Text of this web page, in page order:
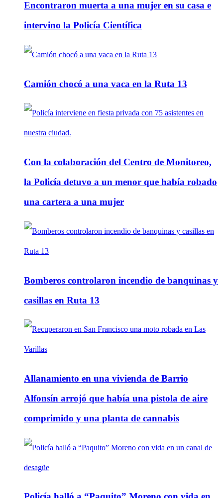
Encontraron muerta a una mujer en su casa e
intervino la Policía Científica
Camión chocó a una vaca en la Ruta 13
Con la colaboración del Centro de Monitoreo,
la Policía detuvo a un menor que había robado
una cartera a una mujer
Bomberos controlaron incendio de banquinas y
casillas en Ruta 13
Allanamiento en una vivienda de Barrio
Alfonsín arrojó que había una pistola de aire
comprimido y una planta de cannabis